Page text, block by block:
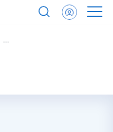
Контакты